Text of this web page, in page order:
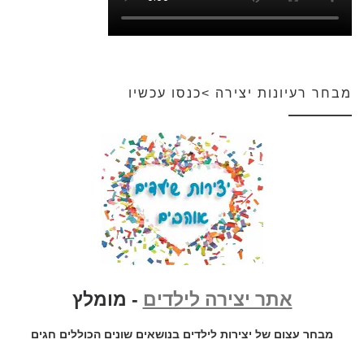
מבחר רעיונות יצירה >כנסו עכשיו
אתר יצירה לילדים - מומלץ
מבחר עצום של יצירות לילדים בנושאים שונים הכוללים חגים